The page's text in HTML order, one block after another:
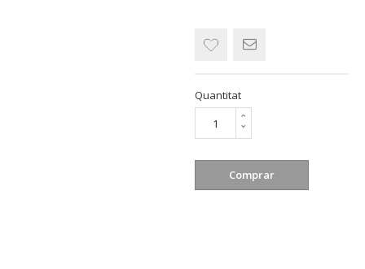
Quantitat
Comprar